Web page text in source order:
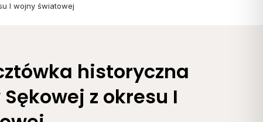
I wojny światowej
historyczna
z okresu I